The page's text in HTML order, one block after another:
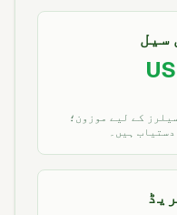
سیل
کے لیے موزون؛
ہیں۔